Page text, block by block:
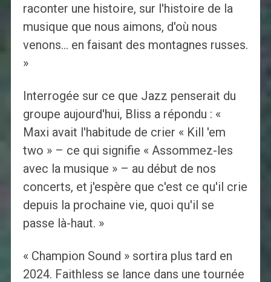
raconter une histoire, sur l'histoire de la
musique que nous aimons, d'où nous
venons… en faisant des montagnes russes.
»
Interrogée sur ce que Jazz penserait du
groupe aujourd'hui, Bliss a répondu : «
Maxi avait l'habitude de crier « Kill 'em
two » – ce qui signifie « Assommez-les
avec la musique » – au début de nos
concerts, et j'espère que c'est ce qu'il crie
depuis la prochaine vie, quoi qu'il se
passe là-haut. »
« Champion Sound » sortira plus tard en
2024. Faithless se lance dans une tournée